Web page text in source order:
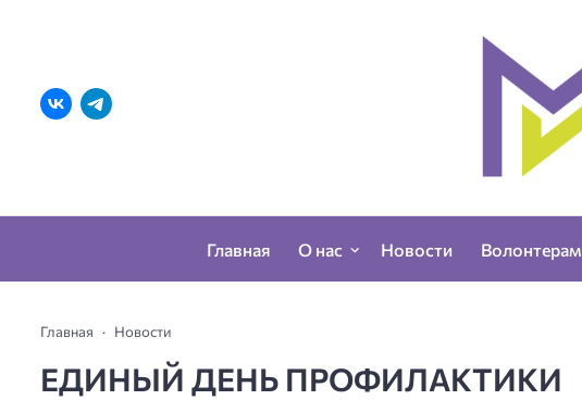
Главная О нас Новости Волонтерам
Главная Новости
ЕДИНЫЙ ДЕНЬ ПРОФИЛАКТИКИ